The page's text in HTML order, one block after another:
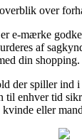
over
e-mærke
af
din shopping.
der spiller
enhver tid
eller